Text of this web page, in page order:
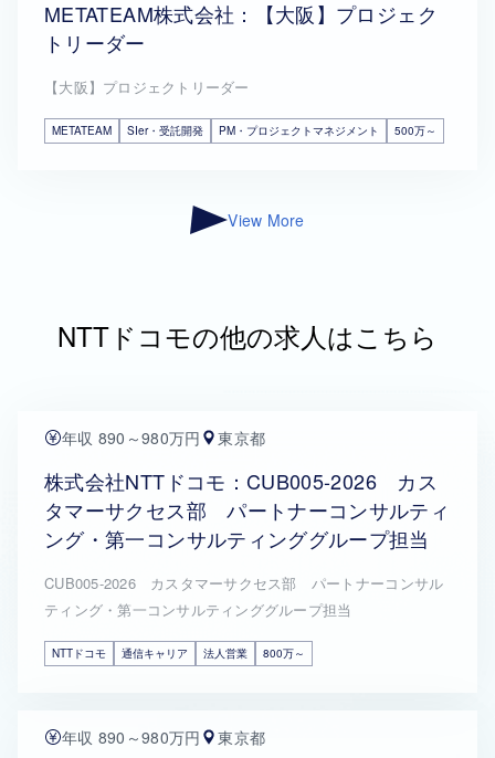
METATEAM株式会社：【大阪】プロジェク
トリーダー
【大阪】プロジェクトリーダー
METATEAM SIer・受託開発 PM・プロジェクトマネジメント 500万～
View More
NTTドコモの他の求人はこちら
年収 890～980万円 東京都
株式会社NTTドコモ：CUB005-2026 カス
タマーサクセス部 パートナーコンサルティ
ング・第一コンサルティンググループ担当
CUB005-2026 カスタマーサクセス部 パートナーコンサル
ティング・第一コンサルティンググループ担当
NTTドコモ 通信キャリア 法人営業 800万～
年収 890～980万円 東京都